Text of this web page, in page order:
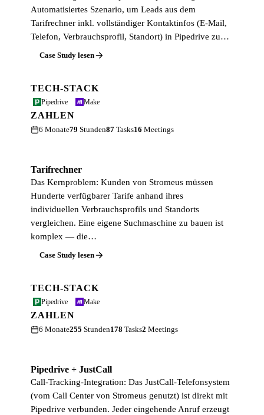
Automatisiertes Szenario, um Leads aus dem
Tarifrechner inkl. vollständiger Kontaktinfos (E-Mail,
Telefon, Verbrauchsprofil, Standort) in Pipedrive zu…
Case Study lesen
TECH-STACK
Pipedrive Make
ZAHLEN
6 Monate79 Stunden87 Tasks16 Meetings
Tarifrechner
Das Kernproblem: Kunden von Stromeus müssen
Hunderte verfügbarer Tarife anhand ihres
individuellen Verbrauchsprofils und Standorts
vergleichen. Eine eigene Suchmaschine zu bauen ist
komplex — die…
Case Study lesen
TECH-STACK
Pipedrive Make
ZAHLEN
6 Monate255 Stunden178 Tasks2 Meetings
Pipedrive + JustCall
Call-Tracking-Integration: Das JustCall-Telefonsystem
(vom Call Center von Stromeus genutzt) ist direkt mit
Pipedrive verbunden. Jeder eingehende Anruf erzeugt